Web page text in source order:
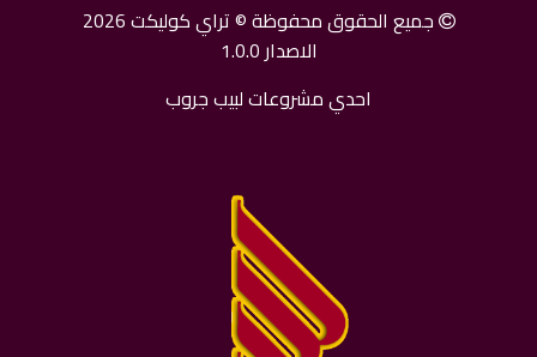
جميع الحقوق محفوظة © تراي كوليكت 2026
الاصدار 1.0.0
احدي مشروعات لبيب جروب